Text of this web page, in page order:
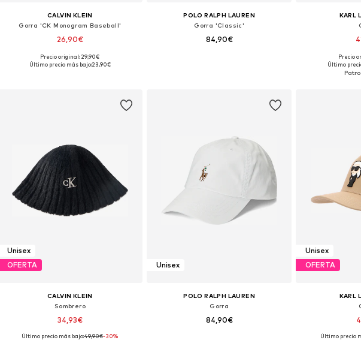
CALVIN KLEIN
Gorra 'CK Monogram Baseball'
26,90€
Tallas disponibles: 55-60
Precio original: 29,90€
Último precio más bajo:23,90€
POLO RALPH LAUREN
Gorra 'Classic'
84,90€
KARL
Tallas
Precio
Último
Unisex
OFERTA
CALVIN KLEIN
Sombrero
34,93€
Tallas disponibles: 55-60
Último precio más bajo:49,90€-30%
Unisex
POLO RALPH LAUREN
Gorra
84,90€
Unisex
OFERTA
KARL
Tallas
Último precio